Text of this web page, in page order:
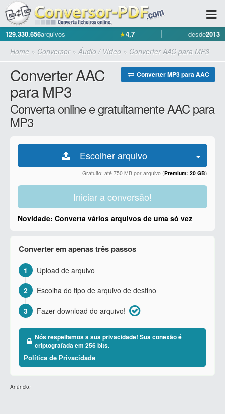
129.330.656arquivos ★4,7 desde2013
Home » Conversor» Áudio / Vídeo » Converter AAC para MP3
Converter MP3 para AAC
Converter AAC
para MP3
Converta online e gratuitamente AAC para
MP3
Escolher arquivo
Gratuito: até 750 MB por arquivo (Premium: 20 GB)
Iniciar a conversão!
Novidade: Converta vários arquivos de uma só vez
Converter em apenas três passos
1
Upload de arquivo
2
Escolha do tipo de arquivo de destino
3
Fazer download do arquivo!
Nós respeitamos a sua privacidade! Sua conexão é
criptografada em 256 bits.
Política de Privacidade
Anúncio: